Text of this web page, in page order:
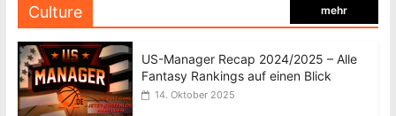
Culture mehr
US-Manager Recap 2024/2025 – Alle
Fantasy Rankings auf einen Blick
14. Oktober 2025